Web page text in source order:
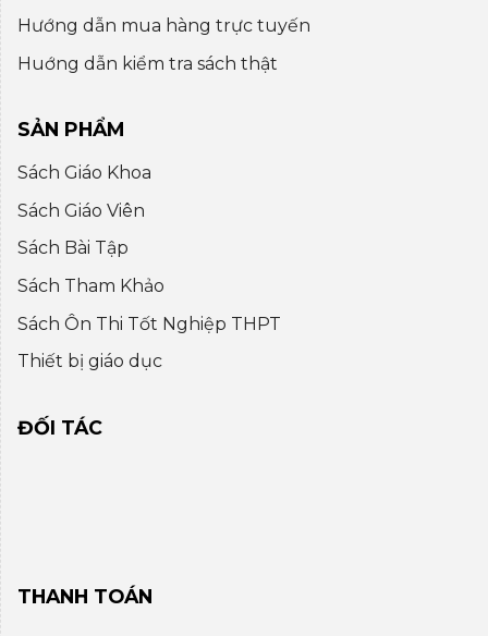
Hướng dẫn mua hàng trực tuyến
Huớng dẫn kiểm tra sách thật
SẢN PHẨM
Sách Giáo Khoa
Sách Giáo Viên
Sách Bài Tập
Sách Tham Khảo
Sách Ôn Thi Tốt Nghiệp THPT
Thiết bị giáo dục
ĐỐI TÁC
THANH TOÁN